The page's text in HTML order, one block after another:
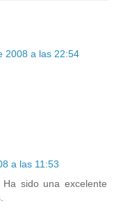
2008 a las 22:54
a las 11:53
sido una excelente